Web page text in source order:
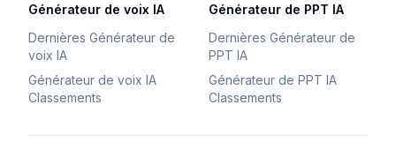
Générateur de voix IA
Dernières Générateur de
voix IA
Générateur de voix IA
Classements
Générateur de PPT IA
Dernières Générateur de
PPT IA
Générateur de PPT IA
Classements